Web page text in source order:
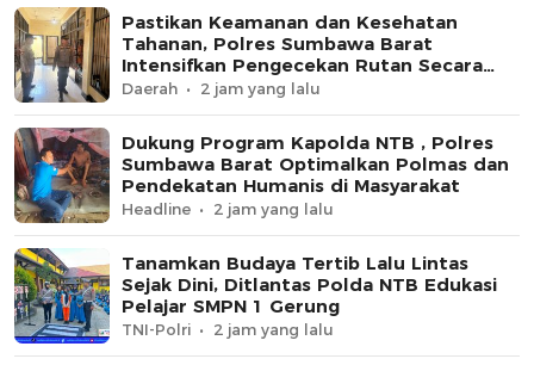
Pastikan Keamanan dan Kesehatan
Tahanan, Polres Sumbawa Barat
Intensifkan Pengecekan Rutan Secara
Berkala
Daerah 2 jam yang lalu
Dukung Program Kapolda NTB , Polres
Sumbawa Barat Optimalkan Polmas dan
Pendekatan Humanis di Masyarakat
Headline 2 jam yang lalu
Tanamkan Budaya Tertib Lalu Lintas
Sejak Dini, Ditlantas Polda NTB Edukasi
Pelajar SMPN 1 Gerung
TNI-Polri 2 jam yang lalu